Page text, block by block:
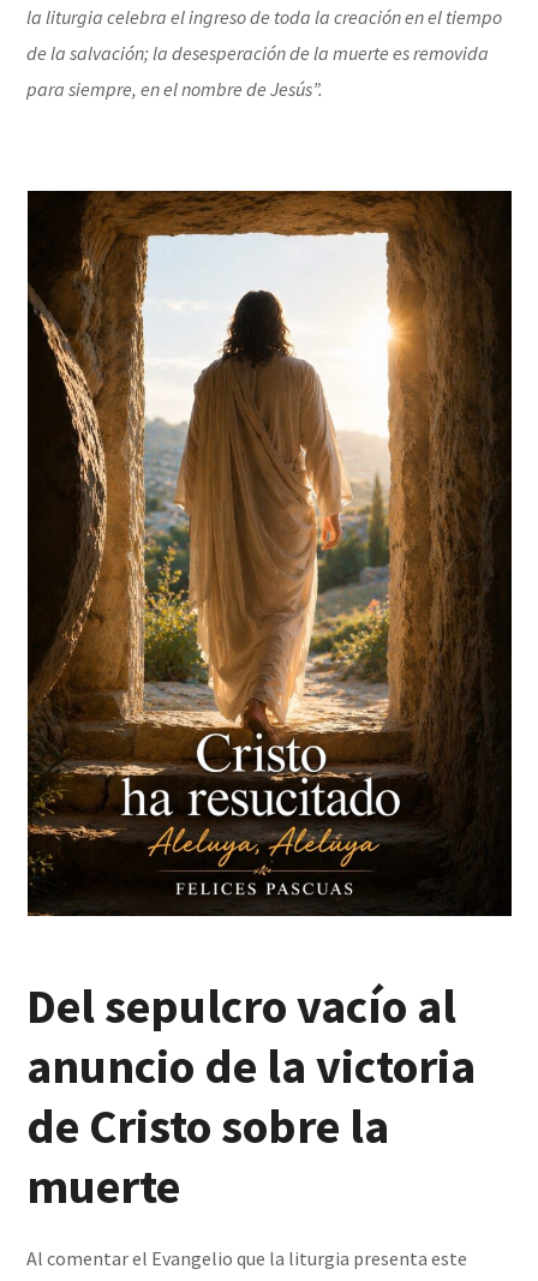
la liturgia celebra el ingreso de toda la creación en el tiempo
de la salvación; la desesperación de la muerte es removida
para siempre, en el nombre de Jesús”.
Del sepulcro vacío al
anuncio de la victoria
de Cristo sobre la
muerte
Al comentar el Evangelio que la liturgia presenta este